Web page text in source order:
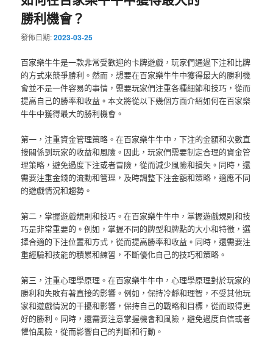
勝利機會？
發佈日期:2023-03-25
百家樂牛牛是一款非常受歡迎的卡牌遊戲，玩家們通過下注和比牌
的方式來競爭勝利。然而，想要在百家樂牛牛中獲得最大的勝利機
會並不是一件容易的事情，需要玩家們注重各種細節和技巧，從而
提高自己的勝率和收益。本文將從以下幾個方面介紹如何在百家樂
牛牛中獲得最大的勝利機會。
第一，注重資金管理策略。在百家樂牛牛中，下注的金額和次數直
接關係到玩家的收益和風險。因此，玩家們需要制定合理的資金管
理策略，避免過度下注或者冒險，從而減少風險和損失。同時，還
需要注重金錢的流動和管理，及時調整下注金額和策略，適應不同
的遊戲情況和趨勢。
第二，掌握遊戲規則和技巧。在百家樂牛牛中，掌握遊戲規則和技
巧是非常重要的。例如，掌握不同的牌型和牌點的大小和特徵，選
擇合適的下注位置和方式，從而提高勝率和收益。同時，還需要注
重經驗和技能的積累和練習，不斷優化自己的技巧和策略。
第三，注重心理學原理。在百家樂牛牛中，心理學原理對於玩家的
勝利和失敗有著直接的影響。例如，保持冷靜和理智，不受其他玩
家和遊戲情況的干擾和影響，保持自己的戰略和目標，從而取得更
好的勝利。同時，還需要注意掌握機會和風險，避免過度自信或者
懼怕風險，從而影響自己的判斷和行動。